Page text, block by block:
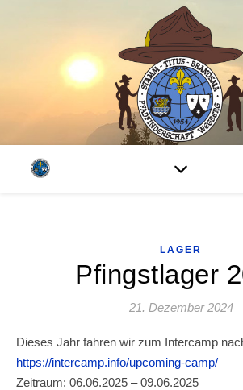
LAGER
Pfingstlager
21. Dezember 2024
Dieses Jahr fahren wir zum Intercamp
https://intercamp.info/upcoming-camp/
Zeitraum: 06.06.2025 – 09.06.2025